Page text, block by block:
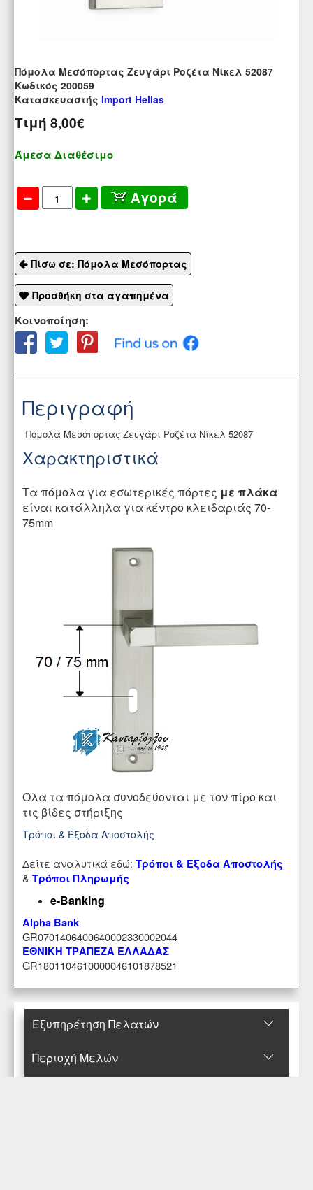
Πόμολα Μεσόπορτας Ζευγάρι Ροζέτα Νίκελ 52087
Kωδικός 200059
Κατασκευαστής Import Hellas
Τιμή 8,00€
Άμεσα Διαθέσιμο
Αγορά
Πίσω σε: Πόμολα Μεσόπορτας
Προσθήκη στα αγαπημένα
Κοινοποίηση:
Περιγραφή
Πόμολα Μεσόπορτας Ζευγάρι Ροζέτα Νίκελ 52087
Χαρακτηριστικά
Τα πόμολα για εσωτερικές πόρτες με πλάκα
είναι κατάλληλα για κέντρο κλειδαριάς 70-
75mm
Όλα τα πόμολα συνοδεύονται με τον πίρο και
τις βίδες στήριξης
Τρόποι & Έξοδα Αποστολής
Δείτε αναλυτικά εδώ: Τρόποι & Έξοδα Αποστολής
& Τρόποι Πληρωμής
e-Banking
Alpha Bank
GR0701406400640002330002044
ΕΘΝΙΚΗ ΤΡΑΠΕΖΑ ΕΛΛΑΔΑΣ
GR1801104610000046101878521
Εξυπηρέτηση Πελατών
Περιοχή Mελών